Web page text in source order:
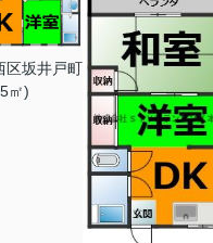
区坂井戸町
㎡)